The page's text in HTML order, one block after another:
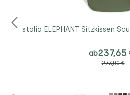
Kristalia ELEPHANT Sitzkissen
ab237,65
273,00 €